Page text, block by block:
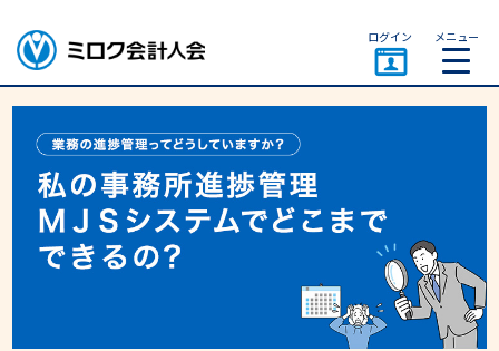
ミロク会計人会 MIROKU
ACCOUNTING PERSON
ASSOCIATION
ログイン メニュー